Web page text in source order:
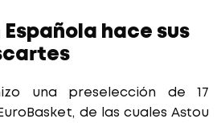
Española hace sus
una preselección de 17
de las cuales Astou